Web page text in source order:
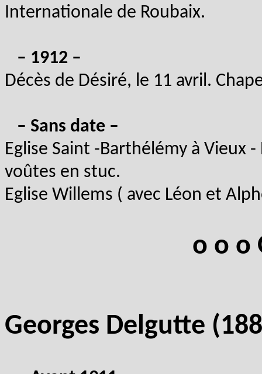
Internationale de Roubaix.
– 1912 –
Décès de Désiré, le 11 avril.
– Sans date –
Eglise Saint -Barthélémy à Vieux
voûtes en stuc.
Eglise Willems ( avec Léon et
o o o
Georges Delgutte